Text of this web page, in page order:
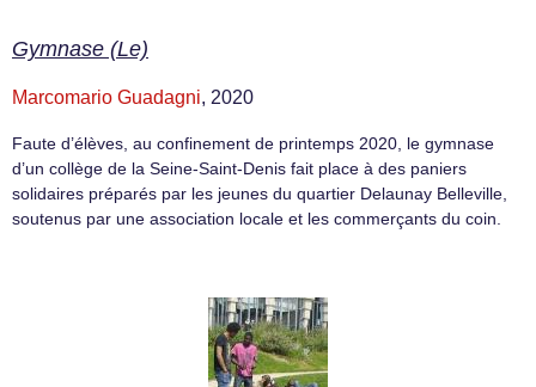
Gymnase (Le)
Marcomario Guadagni, 2020
Faute d’élèves, au confinement de printemps 2020, le gymnase
d’un collège de la Seine-Saint-Denis fait place à des paniers
solidaires préparés par les jeunes du quartier Delaunay Belleville,
soutenus par une association locale et les commerçants du coin.